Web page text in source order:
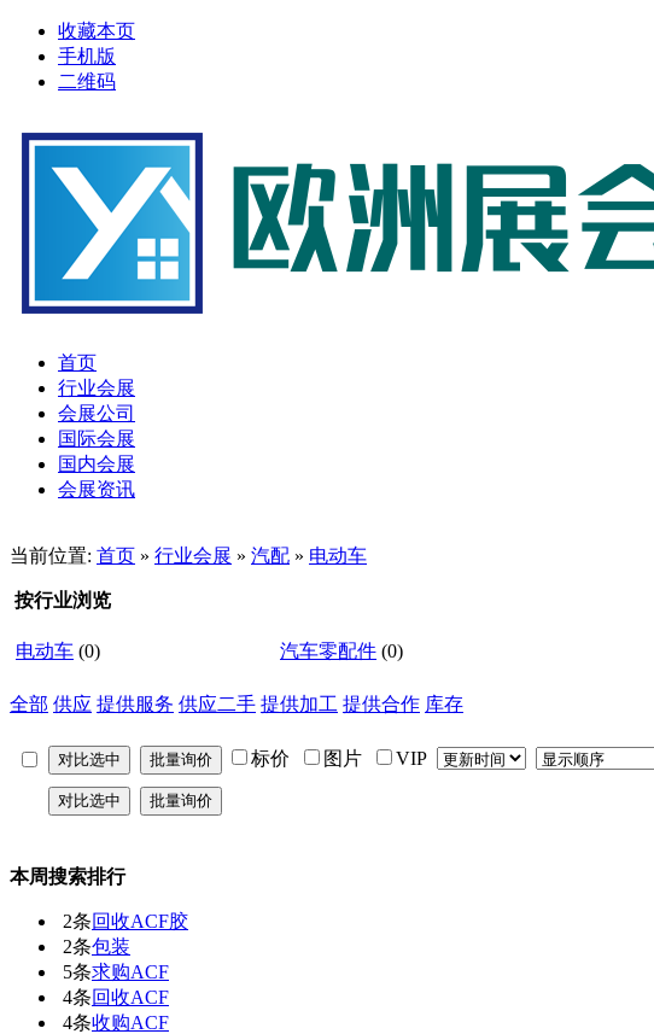
收藏本页
手机版
二维码
首页
行业会展
会展公司
国际会展
国内会展
会展资讯
当前位置: 首页 » 行业会展 » 汽配 » 电动车
按行业浏览
电动车 (0) 汽车零配件 (0)
全部 供应 提供服务 供应二手 提供加工 提供合作 库存
标价 图片 VIP
本周搜索排行
2条回收ACF胶
2条包装
5条求购ACF
4条回收ACF
4条收购ACF